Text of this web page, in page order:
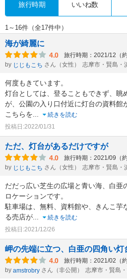
旅行時期 いいね数
1～16件（全17件中）
海が綺麗に
4.0 旅行時期：2021/12（約
by じじもこち さん（女性） 志摩市・賢島・
何度もきています。
灯台としては、登ることもできず、眺
が、公園の入り口付近に灯台の資料館
こちらを
続きを読む
投稿日:2022/01/31
ただ、灯台があるだけですが
4.0 旅行時期：2021/09（約
by じじもこち さん（女性） 志摩市・賢島・
だだっ広い芝生の広場と青い海、白亜
ロケーションです。
駐車場は、無料、資料館や、きんこ芋
る売店が
続きを読む
投稿日:2021/12/26
岬の先端に立つ、白亜の四角い灯
4.0 旅行時期：2021/02（約
by amstrobry さん（非公開） 志摩市・賢島